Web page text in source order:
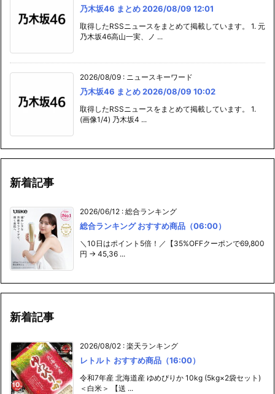
乃木坂46 まとめ 2026/08/09 12:01
取得したRSSニュースをまとめて掲載しています。 1. 元
乃木坂46高山一実、ノ ...
2026/08/09 : ニュースキーワード
乃木坂46 まとめ 2026/08/09 10:02
取得したRSSニュースをまとめて掲載しています。 1.
(画像1/4) 乃木坂4 ...
新着記事
2026/06/12 : 総合ランキング
総合ランキング おすすめ商品（06:00）
＼10日はポイント5倍！／【35%OFFクーポンで69,800
円 → 45,36 ...
新着記事
2026/08/02 : 楽天ランキング
レトルト おすすめ商品（16:00）
令和7年産 北海道産 ゆめぴりか 10kg (5kg×2袋セット)
＜白米＞ 【送 ...